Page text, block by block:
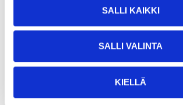
SALLI KAIKKI
SALLI VALINTA
KIELLÄ
Andra kunder köpte